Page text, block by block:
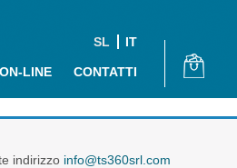
SL IT
LINE CONTATTI
indirizzo info@ts360srl.com